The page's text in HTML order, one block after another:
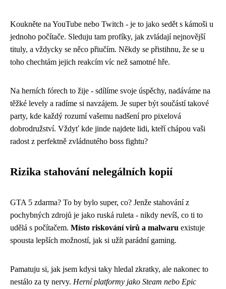
Koukněte na YouTube nebo Twitch - je to jako sedět s kámoši u
jednoho počítače. Sleduju tam profíky, jak zvládají nejnovější
tituly, a vždycky se něco přiučím. Někdy se přistihnu, že se u
toho chechtám jejich reakcím víc než samotné hře.
Na herních fórech to žije - sdílíme svoje úspěchy, nadáváme na
těžké levely a radíme si navzájem. Je super být součástí takové
party, kde každý rozumí vašemu nadšení pro pixelová
dobrodružství. Vždyť kde jinde najdete lidi, kteří chápou vaši
radost z perfektně zvládnutého boss fightu?
Rizika stahování nelegálních kopií
GTA 5 zdarma? To by bylo super, co? Jenže stahování z
pochybných zdrojů je jako ruská ruleta - nikdy nevíš, co ti to
udělá s počítačem. Místo riskování virů a malwaru existuje
spousta lepších možností, jak si užít parádní gaming.
Pamatuju si, jak jsem kdysi taky hledal zkratky, ale nakonec to
nestálo za ty nervy. Herní platformy jako Steam nebo Epic